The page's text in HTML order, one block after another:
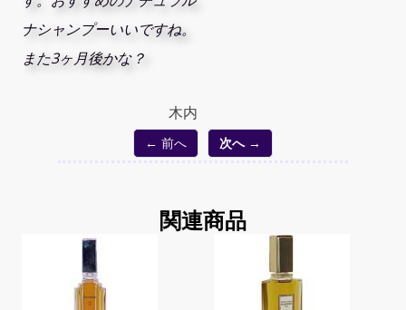
ナシャンプーいいですね。
また3ヶ月後かな？
木内
← 前へ 次へ →
関連商品